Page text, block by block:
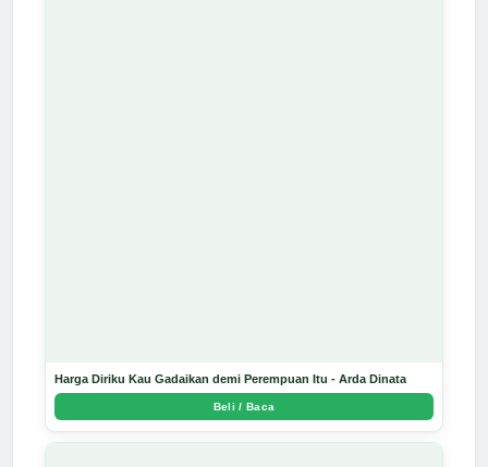
Harga Diriku Kau Gadaikan demi Perempuan Itu - Arda Dinata
Beli / Baca